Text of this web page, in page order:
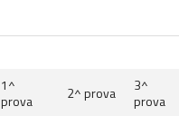
1^
prova
2^ prova
3^
prova